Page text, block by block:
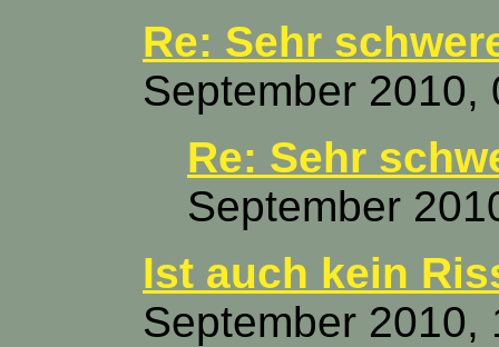
Re: Sehr
September 2010,
Re: Sehr
September
Ist auch kein
September 2010,